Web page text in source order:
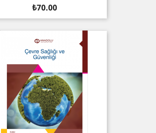
Price
₺70.00